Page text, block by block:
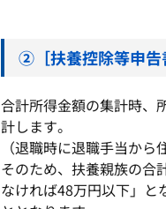
②［扶養控除等申告
合計所得金額の集計時、
計します。
（退職時に退職手当か
そのため、扶養親族の合
なければ48万円以下」と